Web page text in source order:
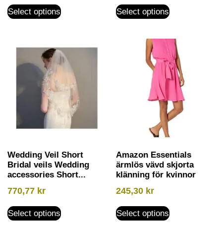
Select options Select options
Wedding Veil Short
Bridal veils Wedding
accessories Short...
770,77 kr
Select options
Amazon Essentials
ärmlös vävd skjorta
klänning för kvinnor
245,30 kr
Select options